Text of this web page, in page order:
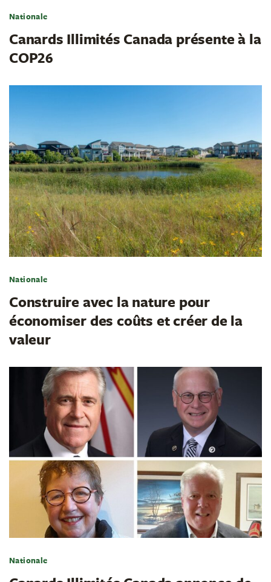
Nationale
Canards Illimités Canada présente à la
COP26
Nationale
Construire avec la nature pour
économiser des coûts et créer de la
valeur
Nationale